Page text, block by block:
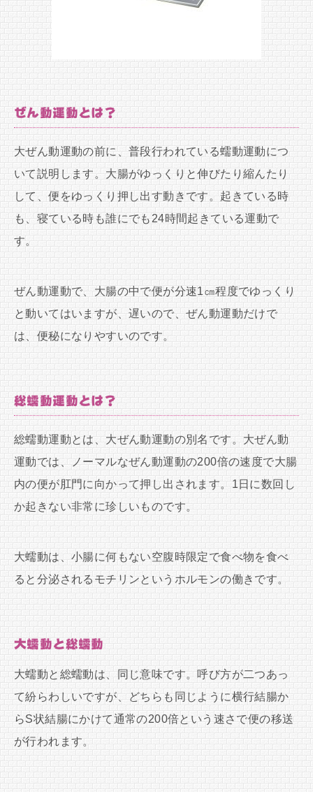
ぜん動運動とは？
大ぜん動運動の前に、普段行われている蠕動運動につ
いて説明します。大腸がゆっくりと伸びたり縮んたり
して、便をゆっくり押し出す動きです。起きている時
も、寝ている時も誰にでも24時間起きている運動で
す。
ぜん動運動で、大腸の中で便が分速1㎝程度でゆっくり
と動いてはいますが、遅いので、ぜん動運動だけで
は、便秘になりやすいのです。
総蠕動運動とは？
総蠕動運動とは、大ぜん動運動の別名です。大ぜん動
運動では、ノーマルなぜん動運動の200倍の速度で大腸
内の便が肛門に向かって押し出されます。1日に数回し
か起きない非常に珍しいものです。
大蠕動は、小腸に何もない空腹時限定で食べ物を食べ
ると分泌されるモチリンというホルモンの働きです。
大蠕動と総蠕動
大蠕動と総蠕動は、同じ意味です。呼び方が二つあっ
て紛らわしいですが、どちらも同じように横行結腸か
らS状結腸にかけて通常の200倍という速さで便の移送
が行われます。